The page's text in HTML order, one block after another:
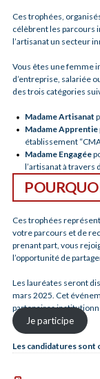
Ces trophées,
célèbrent les parcours
l’artisanat un secteur
Vous êtes une femme
d’entreprise, salariée
des trois catégories
Madame Artisanat
Madame Apprentie
établissement
Madame Engagée
l’artisanat à travers
Ces trophées
votre parcours et de
prenant part, vous
l’opportunité de
Les lauréates seront
mars 2025. Cet
partenaires
Je participe
Les candidatures sont